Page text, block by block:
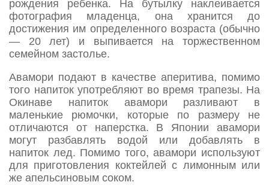
рождения ребенка. На бутылку наклеивается
фотография младенца, она хранится до
достижения им определенного возраста (обычно
— 20 лет) и выпивается на торжественном
семейном застолье.
Авамори подают в качестве аперитива, помимо
того напиток употребляют во время трапезы. На
Окинаве напиток авамори разливают в
маленькие рюмочки, которые по размеру не
отличаются от наперстка. В Японии авамори
могут разбавлять водой или добавлять в
напиток лед. Помимо того, авамори используют
для приготовления коктейлей с лимонным или
же апельсиновым соком.